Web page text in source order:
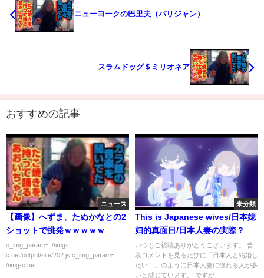
ニューヨークの巴里夫（パリジャン）
スラムドッグ＄ミリオネア
おすすめの記事
ニュース
【画像】へずま、たぬかなとの2
ショットで挑発ｗｗｗｗｗ
c_img_param=; //img-
c.net/output/site/202.js c_img_param=;
//img-c.net...
未分類
This is Japanese wives/日本媳
妇的真面目/日本人妻の実際？
いつもご視聴ありがとうございます。 普
段コメントを見るたびに「日本人と結婚し
たい！」のように日本人妻に憧れる人が多
いと感じています。 ですが...